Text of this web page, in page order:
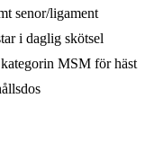
senor/ligament
i daglig skötsel
MSM för häst